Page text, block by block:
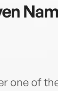
one of